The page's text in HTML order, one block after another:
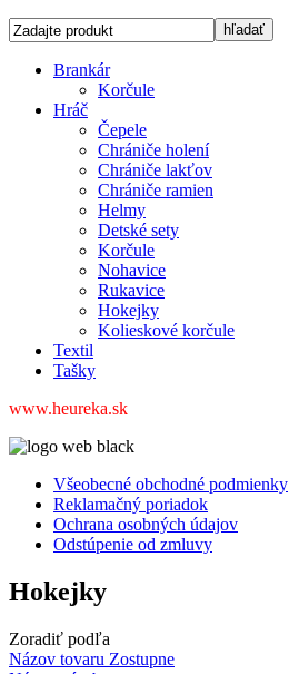
Brankár
Korčule
Hráč
Čepele
Chrániče holení
Chrániče lakťov
Chrániče ramien
Helmy
Detské sety
Korčule
Nohavice
Rukavice
Hokejky
Kolieskové korčule
Textil
Tašky
www.heureka.sk
Všeobecné obchodné podmienky
Reklamačný poriadok
Ochrana osobných údajov
Odstúpenie od zmluvy
Hokejky
Zoradiť podľa
Názov tovaru Zostupne